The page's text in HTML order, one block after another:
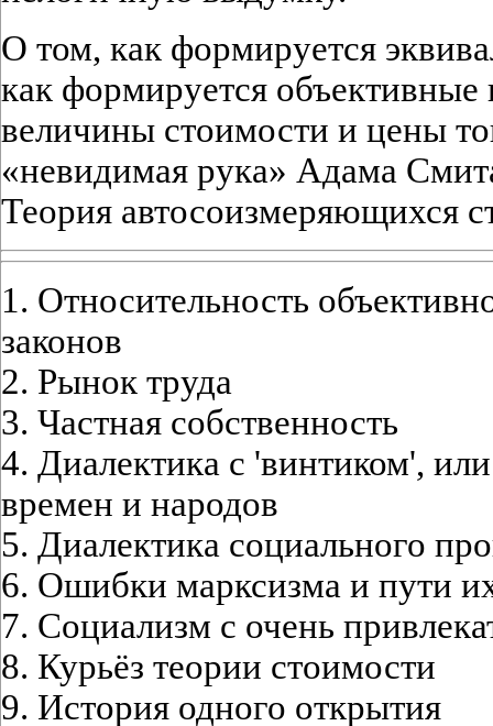
О том, как формируется
как формируется объективные
величины стоимости и цены
«невидимая рука» Адама
Теория автосоизмеряющихся
1. Относительность
законов
2. Рынок труда
3. Частная собственность
4. Диалектика с 'винтиком',
времен и народов
5. Диалектика социального
6. Ошибки марксизма и пути
7. Социализм с очень
8. Курьёз теории стоимости
9. История одного открытия